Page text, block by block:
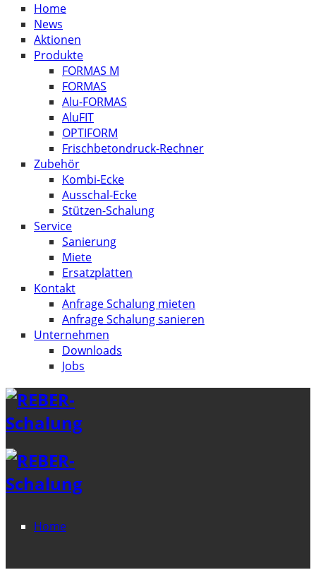
Home
News
Aktionen
Produkte
FORMAS M
FORMAS
Alu-FORMAS
AluFIT
OPTIFORM
Frischbetondruck-Rechner
Zubehör
Kombi-Ecke
Ausschal-Ecke
Stützen-Schalung
Service
Sanierung
Miete
Ersatzplatten
Kontakt
Anfrage Schalung mieten
Anfrage Schalung sanieren
Unternehmen
Downloads
Jobs
Home